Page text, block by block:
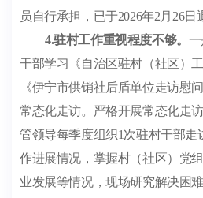
员自行承担，已于2026年2月 26日
4.驻村工作重视程度不够。 一
干部学习《自治区驻村（社区）
《伊宁市供销社后盾单位走访慰
常态化走访。严格开展常态化走
管领导每季度组织1次驻村干部走
作进展情况，掌握村（社区）党
业发展等情况，现场研究解决困难